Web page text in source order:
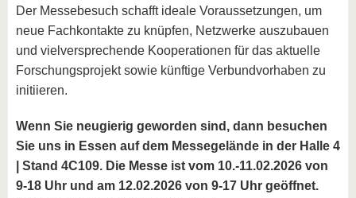
Der Messebesuch schafft ideale Voraussetzungen, um
neue Fachkontakte zu knüpfen, Netzwerke auszubauen
und vielversprechende Kooperationen für das aktuelle
Forschungsprojekt sowie künftige Verbundvorhaben zu
initiieren.
Wenn Sie neugierig geworden sind, dann besuchen
Sie uns in Essen auf dem Messegelände in der Halle 4
| Stand 4C109. Die Messe ist vom 10.-11.02.2026 von
9-18 Uhr und am 12.02.2026 von 9-17 Uhr geöffnet.